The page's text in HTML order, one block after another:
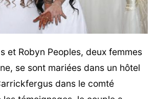
et Robyn Peoples, deux femmes
se sont mariées dans un hôtel
dans le comté